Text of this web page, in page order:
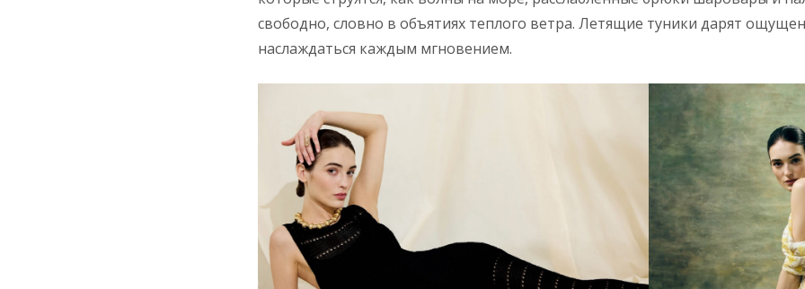
свободно, словно в объятиях теплого ветра. Летящие туники дарят
наслаждаться каждым мгновением.